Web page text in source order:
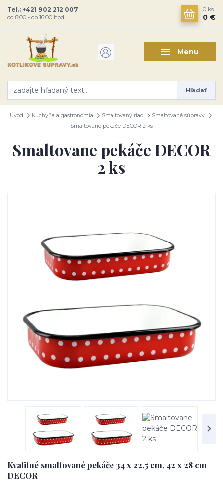
Menu
Hľadať
Tel.: +421 902 212 007
od 8:00 - do 16:00 hod
0 ks
0 €
Úvod Kuchyňa a gastronómia Smaltovaný riad
Smaltované súpravy
Smaltovane pekáče DECOR 2 ks
Smaltovane pekáče DECOR
2 ks
Kvalitné smaltované pekáče 34 x 22,5 cm, 42 x 28 cm
DECOR